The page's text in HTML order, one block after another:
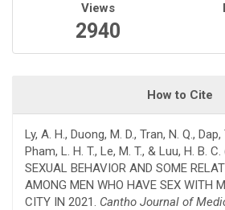
Views
2940
How to Cite
Ly, A. H., Duong, M. D., Tran, N. Q., Dap,
Pham, L. H. T., Le, M. T., & Luu, H. B.
SEXUAL BEHAVIOR AND SOME
AMONG MEN WHO HAVE SEX WITH
CITY IN 2021. Cantho Journal of